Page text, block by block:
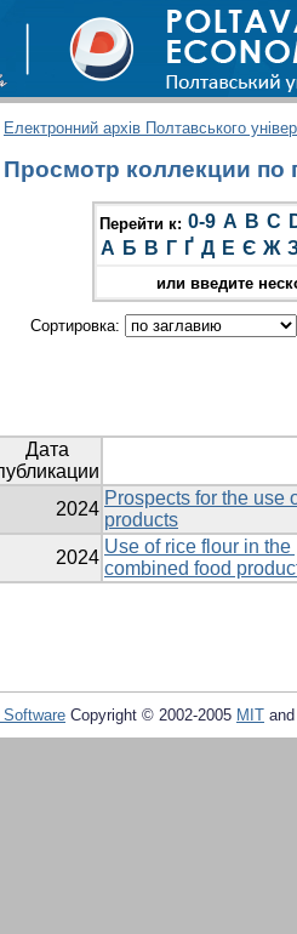
Електронний архів Полтавського
Просмотр коллекции по
Перейти к: 0-9 A B C
А Б В Г Ґ Д Е Є Ж
или введите
Сортировка:
Дата
2024
Prospects for the use
products
2024
Use of rice flour in
combined food
Software Copyright © 2002-2005 MIT